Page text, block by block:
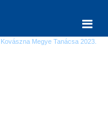
Megye Tanácsa 2023.